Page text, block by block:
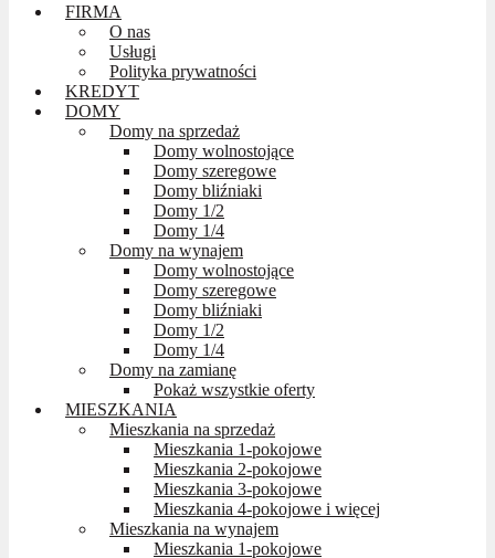
FIRMA
O nas
Usługi
Polityka prywatności
KREDYT
DOMY
Domy na sprzedaż
Domy wolnostojące
Domy szeregowe
Domy bliźniaki
Domy 1/2
Domy 1/4
Domy na wynajem
Domy wolnostojące
Domy szeregowe
Domy bliźniaki
Domy 1/2
Domy 1/4
Domy na zamianę
Pokaż wszystkie oferty
MIESZKANIA
Mieszkania na sprzedaż
Mieszkania 1-pokojowe
Mieszkania 2-pokojowe
Mieszkania 3-pokojowe
Mieszkania 4-pokojowe i więcej
Mieszkania na wynajem
Mieszkania 1-pokojowe